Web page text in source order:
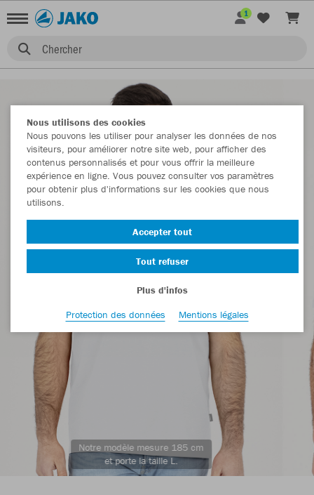
Chercher
1
Notre modèle mesure 185 cm
et porte la taille L.
Nous utilisons des cookies
Nous pouvons les utiliser pour analyser les données de nos
visiteurs, pour améliorer notre site web, pour afficher des
contenus personnalisés et pour vous offrir la meilleure
expérience en ligne. Vous pouvez consulter vos paramètres
pour obtenir plus d'informations sur les cookies que nous
utilisons.
Accepter tout
Tout refuser
Plus d'infos
Protection des données
Mentions légales